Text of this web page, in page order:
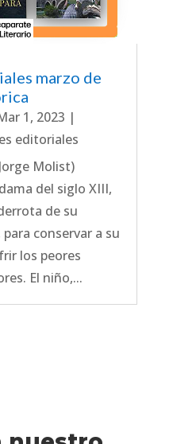
marzo de
1, 2023 |
editoriales
Molist)
del siglo XIII,
de su
conservar a su
los peores
El niño,...